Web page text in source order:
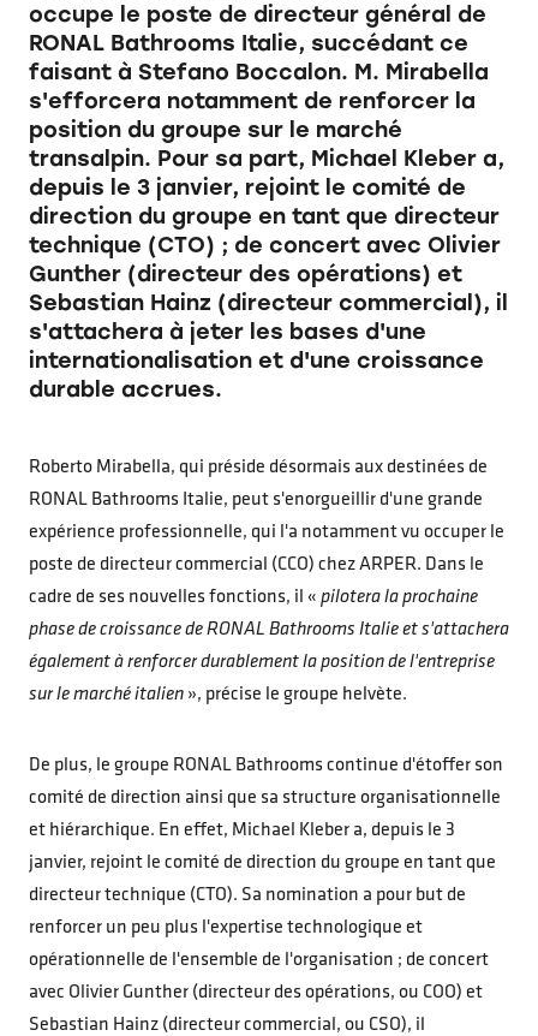
occupe le poste de directeur général de
RONAL Bathrooms Italie, succédant ce
faisant à Stefano Boccalon. M. Mirabella
s'efforcera notamment de renforcer la
position du groupe sur le marché
transalpin. Pour sa part, Michael Kleber a,
depuis le 3 janvier, rejoint le comité de
direction du groupe en tant que directeur
technique (CTO) ; de concert avec Olivier
Gunther (directeur des opérations) et
Sebastian Hainz (directeur commercial), il
s'attachera à jeter les bases d'une
internationalisation et d'une croissance
durable accrues.
Roberto Mirabella, qui préside désormais aux destinées de
RONAL Bathrooms Italie, peut s'enorgueillir d'une grande
expérience professionnelle, qui l'a notamment vu occuper le
poste de directeur commercial (CCO) chez ARPER. Dans le
cadre de ses nouvelles fonctions, il « pilotera la prochaine
phase de croissance de RONAL Bathrooms Italie et s'attachera
également à renforcer durablement la position de l'entreprise
sur le marché italien », précise le groupe helvète.
De plus, le groupe RONAL Bathrooms continue d'étoffer son
comité de direction ainsi que sa structure organisationnelle
et hiérarchique. En effet, Michael Kleber a, depuis le 3
janvier, rejoint le comité de direction du groupe en tant que
directeur technique (CTO). Sa nomination a pour but de
renforcer un peu plus l'expertise technologique et
opérationnelle de l'ensemble de l'organisation ; de concert
avec Olivier Gunther (directeur des opérations, ou COO) et
Sebastian Hainz (directeur commercial, ou CSO), il